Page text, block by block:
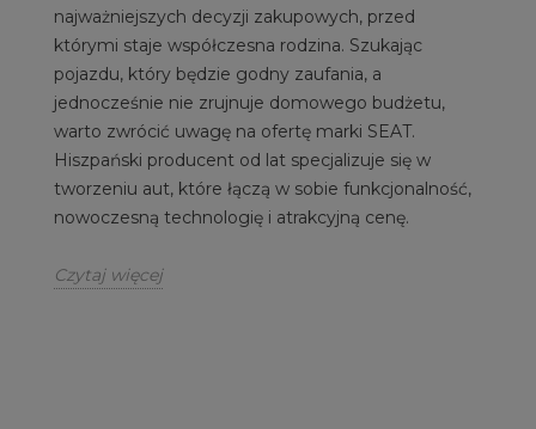
najważniejszych decyzji zakupowych, przed
którymi staje współczesna rodzina. Szukając
pojazdu, który będzie godny zaufania, a
jednocześnie nie zrujnuje domowego budżetu,
warto zwrócić uwagę na ofertę marki SEAT.
Hiszpański producent od lat specjalizuje się w
tworzeniu aut, które łączą w sobie funkcjonalność,
nowoczesną technologię i atrakcyjną cenę.
Czytaj więcej